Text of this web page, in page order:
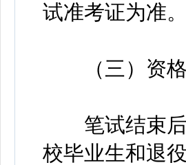
试准考证为准。
（三）资格
笔试结束后
校毕业生和退